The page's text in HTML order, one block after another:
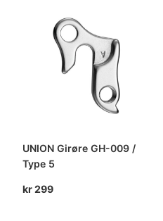
UNION Girøre GH-009 /
Type 5
kr299